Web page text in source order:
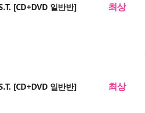
[CD+DVD 일반반] 최상
[CD+DVD 일반반] 최상